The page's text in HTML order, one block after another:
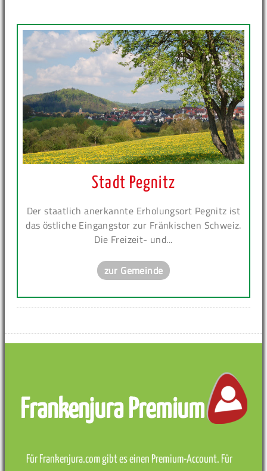
Stadt Pegnitz
Der staatlich anerkannte Erholungsort Pegnitz ist
das östliche Eingangstor zur Fränkischen Schweiz.
Die Freizeit- und...
zur Gemeinde
Frankenjura Premium
Für Frankenjura.com gibt es einen Premium-Account. Für